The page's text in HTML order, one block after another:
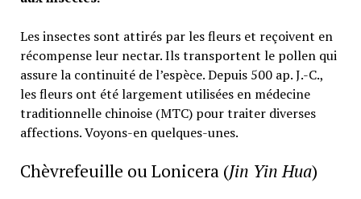
Les insectes sont attirés par les fleurs et reçoivent en
récompense leur nectar. Ils transportent le pollen qui
assure la continuité de l’espèce. Depuis 500 ap. J.-C.,
les fleurs ont été largement utilisées en médecine
traditionnelle chinoise (MTC) pour traiter diverses
affections. Voyons-en quelques-unes.
Chèvrefeuille ou Lonicera (Jin Yin Hua)